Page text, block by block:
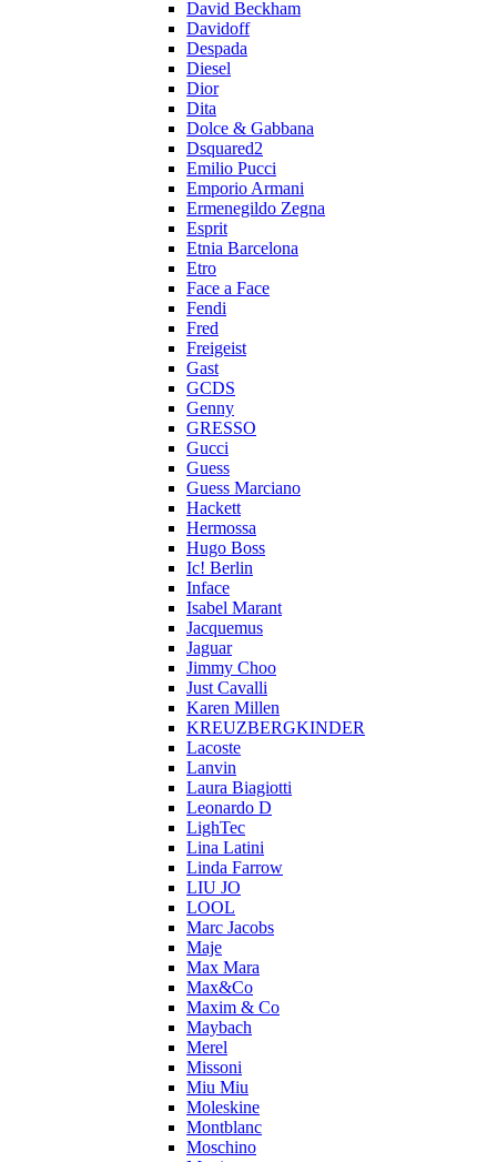
David Beckham
Davidoff
Despada
Diesel
Dior
Dita
Dolce & Gabbana
Dsquared2
Emilio Pucci
Emporio Armani
Ermenegildo Zegna
Esprit
Etnia Barcelona
Etro
Face a Face
Fendi
Fred
Freigeist
Gast
GCDS
Genny
GRESSO
Gucci
Guess
Guess Marciano
Hackett
Hermossa
Hugo Boss
Ic! Berlin
Inface
Isabel Marant
Jacquemus
Jaguar
Jimmy Choo
Just Cavalli
Karen Millen
KREUZBERGKINDER
Lacoste
Lanvin
Laura Biagiotti
Leonardo D
LighTec
Lina Latini
Linda Farrow
LIU JO
LOOL
Marc Jacobs
Maje
Max Mara
Max&Co
Maxim & Co
Maybach
Merel
Missoni
Miu Miu
Moleskine
Montblanc
Moschino